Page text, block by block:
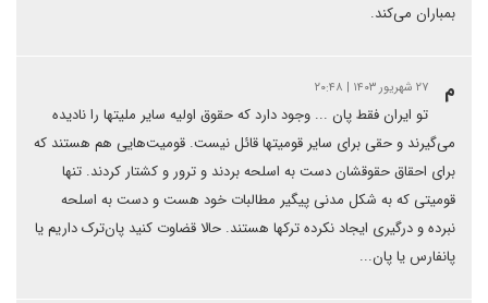
بمباران می‌کند.
م ۲۷ شهریور ۱۴۰۳ | ۲۰:۴۸
تو ایران فقط ‌پان ... وجود دارد که حقوق اولیه سایر ملیتها را نادیده
می‌گیرند و حقی برای سایر قومیتها قائل نیست. قومیت‌هایی هم هستند که
برای احقاق حقوقشان دست به اسلحه بردند و ترور و کشتار کردند. تنها
قومیتی که به شکل مدنی پیگیر مطالبات خود هست و دست به اسلحه
نبرده و درگیری ایجاد نکرده ترکها هستند. حالا قضاوت کنید پان‌ترک داریم یا
پانفارس یا پان...